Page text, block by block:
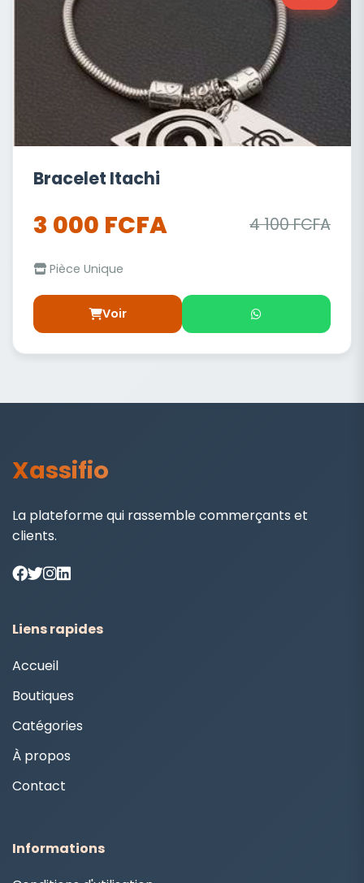
Bracelet Itachi
3 000 FCFA 4 100 FCFA
Pièce Unique
Voir
Xassifio
La plateforme qui rassemble commerçants et
clients.
Liens rapides
Accueil
Boutiques
Catégories
À propos
Contact
Informations